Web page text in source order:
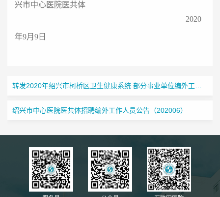
兴市中心医院医共体
2020
年9月9日
绍兴市中心医院医共体招聘编外工作人员公告（202006）